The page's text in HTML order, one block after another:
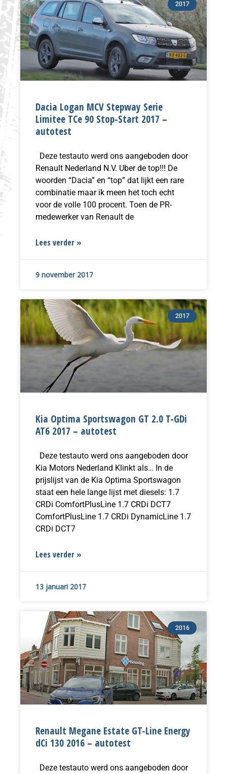
2017
Dacia Logan MCV Stepway Serie
Limitee TCe 90 Stop-Start 2017 –
autotest
Deze testauto werd ons aangeboden door
Renault Nederland N.V. Uber de top!!! De
woorden “Dacia” en “top” dat lijkt een rare
combinatie maar ik meen het toch echt
voor de volle 100 procent. Toen de PR-
medewerker van Renault de
Lees verder »
9 november 2017
2017
Kia Optima Sportswagon GT 2.0 T-GDi
AT6 2017 – autotest
Deze testauto werd ons aangeboden door
Kia Motors Nederland Klinkt als… In de
prijslijst van de Kia Optima Sportswagon
staat een hele lange lijst met diesels: 1.7
CRDi ComfortPlusLine 1.7 CRDi DCT7
ComfortPlusLine 1.7 CRDi DynamicLine 1.7
CRDi DCT7
Lees verder »
13 januari 2017
2016
Renault Megane Estate GT-Line Energy
dCi 130 2016 – autotest
Deze testauto werd ons aangeboden door